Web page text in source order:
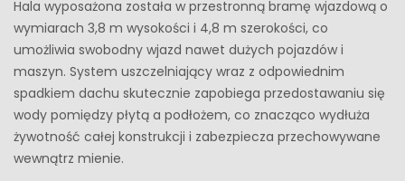
Hala wyposażona została w przestronną bramę wjazdową o
wymiarach 3,8 m wysokości i 4,8 m szerokości, co
umożliwia swobodny wjazd nawet dużych pojazdów i
maszyn. System uszczelniający wraz z odpowiednim
spadkiem dachu skutecznie zapobiega przedostawaniu się
wody pomiędzy płytą a podłożem, co znacząco wydłuża
żywotność całej konstrukcji i zabezpiecza przechowywane
wewnątrz mienie.